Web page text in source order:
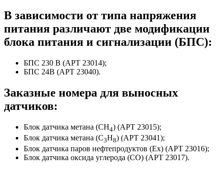
В зависимости от типа напряжения
питания различают две модификации
блока питания и сигнализации (БПС):
БПС 230 В (АРТ 23014);
БПС 24В (АРТ 23040).
Заказные номера для выносных
датчиков:
Блок датчика метана (CH4) (АРТ 23015);
Блок датчика метана (C3H8) (АРТ 23041);
Блок датчика паров нефтепродуктов (Ex) (АРТ 23016);
Блок датчика оксида углерода (CO) (АРТ 23017).